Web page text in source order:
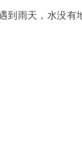
到雨天，水没有